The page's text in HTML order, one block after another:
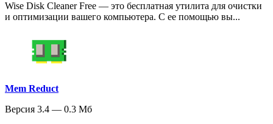
Wise Disk Cleaner Free — это бесплатная утилита для очистки
и оптимизации вашего компьютера. С ее помощью вы...
Mem Reduct
Версия 3.4 — 0.3 Мб